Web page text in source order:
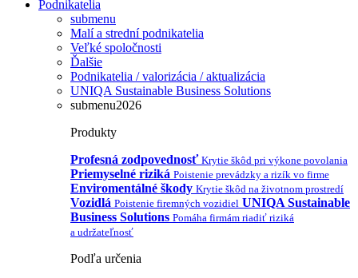
Podnikatelia
submenu
Malí a strední podnikatelia
Veľké spoločnosti
Ďalšie
Podnikatelia / valorizácia / aktualizácia
UNIQA Sustainable Business Solutions
submenu2026
Produkty
Profesná zodpovednosť Krytie škôd pri výkone povolania
Priemyselné riziká Poistenie prevádzky a rizík vo firme
Enviromentálné škody Krytie škôd na životnom prostredí
Vozidlá Poistenie firemných vozidiel UNIQA Sustainable
Business Solutions Pomáha firmám riadiť riziká
a udržateľnosť
Podľa určenia